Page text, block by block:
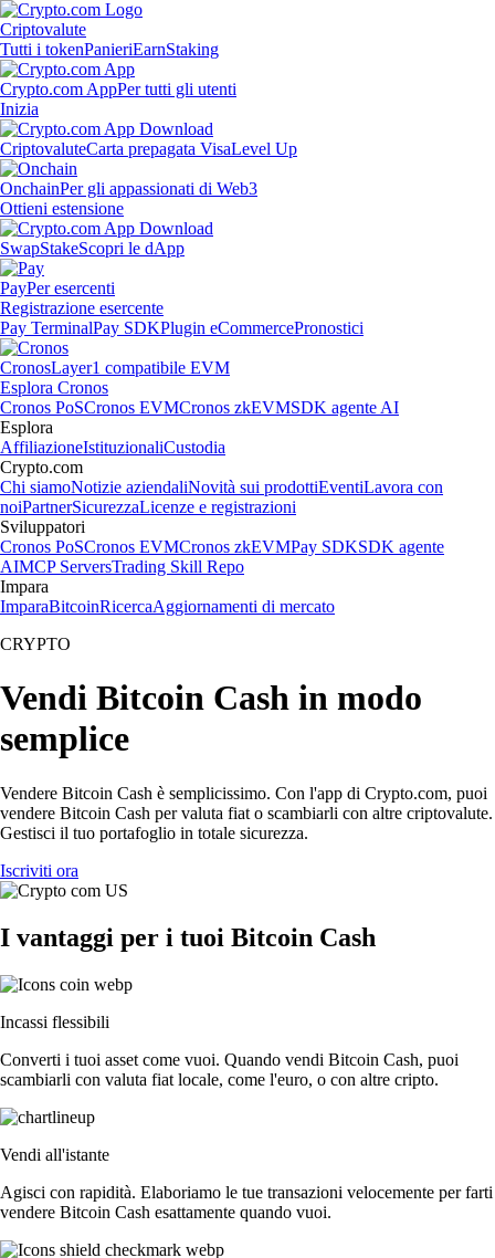
Criptovalute
Tutti i tokenPanieriEarnStaking
Crypto.com AppPer tutti gli utenti
Inizia
CriptovaluteCarta prepagata VisaLevel Up
OnchainPer gli appassionati di Web3
Ottieni estensione
SwapStakeScopri le dApp
PayPer esercenti
Registrazione esercente
Pay TerminalPay SDKPlugin eCommercePronostici
CronosLayer1 compatibile EVM
Esplora Cronos
Cronos PoSCronos EVMCronos zkEVMSDK agente AI
Esplora
AffiliazioneIstituzionaliCustodia
Crypto.com
Chi siamoNotizie aziendaliNovità sui prodottiEventiLavora con
noiPartnerSicurezzaLicenze e registrazioni
Sviluppatori
Cronos PoSCronos EVMCronos zkEVMPay SDKSDK agente
AIMCP ServersTrading Skill Repo
Impara
ImparaBitcoinRicercaAggiornamenti di mercato
CRYPTO
Vendi Bitcoin Cash in modo
semplice
Vendere Bitcoin Cash è semplicissimo. Con l'app di Crypto.com, puoi
vendere Bitcoin Cash per valuta fiat o scambiarli con altre criptovalute.
Gestisci il tuo portafoglio in totale sicurezza.
Iscriviti ora
I vantaggi per i tuoi Bitcoin Cash
Incassi flessibili
Converti i tuoi asset come vuoi. Quando vendi Bitcoin Cash, puoi
scambiarli con valuta fiat locale, come l'euro, o con altre cripto.
Vendi all'istante
Agisci con rapidità. Elaboriamo le tue transazioni velocemente per farti
vendere Bitcoin Cash esattamente quando vuoi.